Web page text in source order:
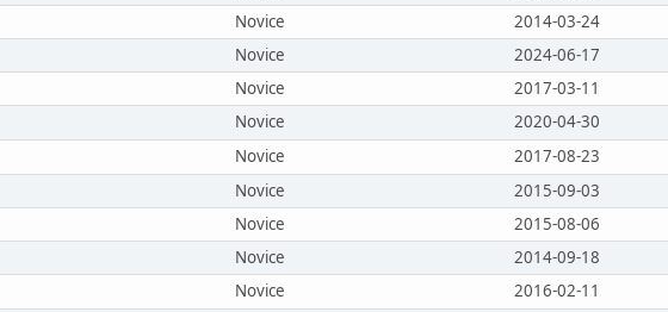
Novice
2014-03-24
Novice
2024-06-17
Novice
2017-03-11
Novice 2020-04-30
Novice 2017-08-23
Novice
2015-09-03
Novice
2015-08-06
Novice
2014-09-18
Novice 2016-02-11